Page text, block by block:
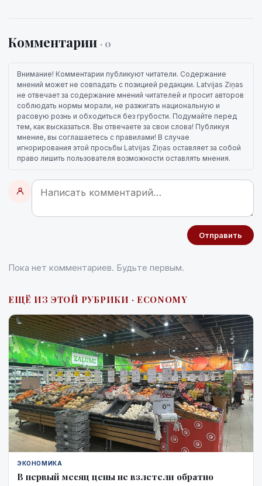
Комментарии · 0
Внимание! Комментарии публикуют читатели. Содержание
мнений может не совпадать с позицией редакции. Latvijas Ziņas
не отвечает за содержание мнений читателей и просит авторов
соблюдать нормы морали, не разжигать национальную и
расовую рознь и обходиться без грубости. Подумайте перед
тем, как высказаться. Вы отвечаете за свои слова! Публикуя
мнение, вы соглашаетесь с правилами! В случае
игнорирования этой просьбы Latvijas Ziņas оставляет за собой
право лишить пользователя возможности оставлять мнения.
Отправить
Пока нет комментариев. Будьте первым.
ЕЩЁ ИЗ ЭТОЙ РУБРИКИ · ECONOMY
ЭКОНОМИКА
В первый месяц цены не взлетели обратно